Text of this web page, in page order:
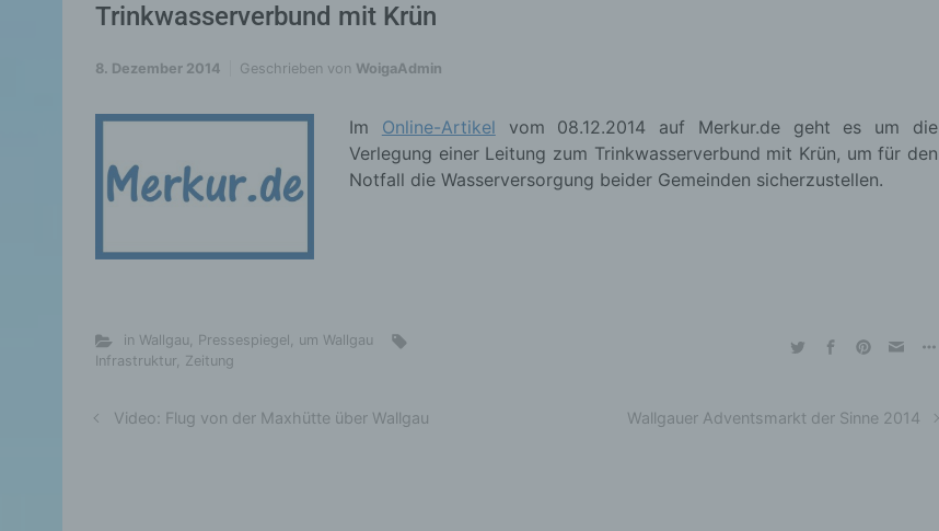
Trinkwasserverbund mit Krün
8. Dezember 2014 Geschrieben von WoigaAdmin
Im Online-Artikel vom 08.12.2014 auf Merkur.de geht es um die
Verlegung einer Leitung zum Trinkwasserverbund mit Krün, um für den
Notfall die Wasserversorgung beider Gemeinden sicherzustellen.
in Wallgau, Pressespiegel, um Wallgau
Infrastruktur, Zeitung
Video: Flug von der Maxhütte über Wallgau Wallgauer Adventsmarkt der Sinne 2014